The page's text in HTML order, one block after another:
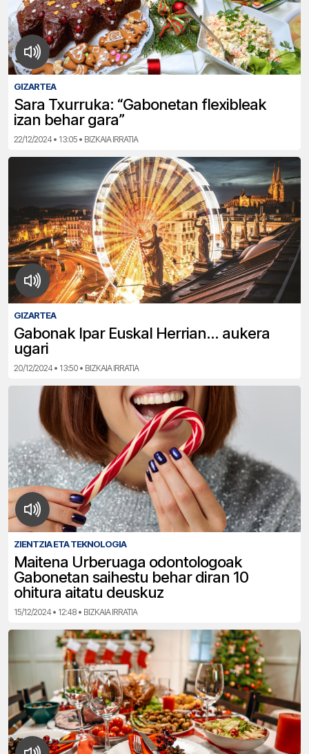
GIZARTEA
Sara Txurruka: “Gabonetan flexibleak
izan behar gara”
22/12/2024 • 13:05 • BIZKAIA IRRATIA
GIZARTEA
Gabonak Ipar Euskal Herrian… aukera
ugari
20/12/2024 • 13:50 • BIZKAIA IRRATIA
ZIENTZIA ETA TEKNOLOGIA
Maitena Urberuaga odontologoak
Gabonetan saihestu behar diran 10
ohitura aitatu deuskuz
15/12/2024 • 12:48 • BIZKAIA IRRATIA